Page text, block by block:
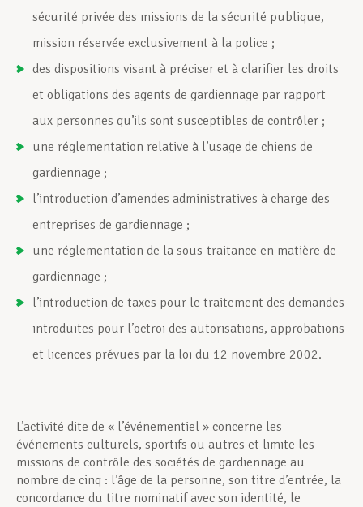
sécurité privée des missions de la sécurité publique,
mission réservée exclusivement à la police ;
des dispositions visant à préciser et à clarifier les droits
et obligations des agents de gardiennage par rapport
aux personnes qu’ils sont susceptibles de contrôler ;
une réglementation relative à l’usage de chiens de
gardiennage ;
l’introduction d’amendes administratives à charge des
entreprises de gardiennage ;
une réglementation de la sous-traitance en matière de
gardiennage ;
l’introduction de taxes pour le traitement des demandes
introduites pour l’octroi des autorisations, approbations
et licences prévues par la loi du 12 novembre 2002.
L’activité dite de « l’événementiel » concerne les
événements culturels, sportifs ou autres et limite les
missions de contrôle des sociétés de gardiennage au
nombre de cinq : l’âge de la personne, son titre d’entrée, la
concordance du titre nominatif avec son identité, le